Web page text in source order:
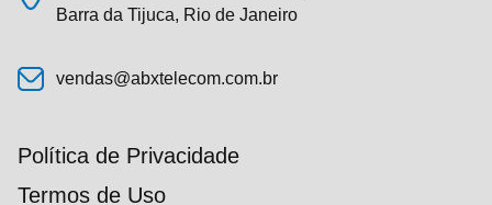
Barra da Tijuca, Rio de Janeiro
vendas@abxtelecom.com.br
Política de Privacidade
Termos de Uso